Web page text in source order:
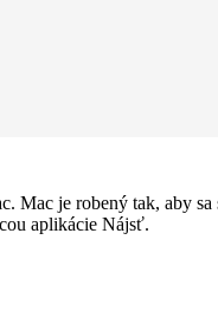
Mac je robený tak, aby
aplikácie Nájsť.